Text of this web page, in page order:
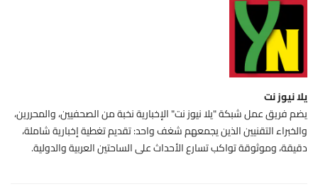
يلا نيوز نت
يضم فريق عمل شبكة "يلا نيوز نت" الإخبارية نخبة من الصحفيين، والمحررين،
والخبراء التقنيين الذين يجمعهم شغف واحد: تقديم تغطية إخبارية شاملة،
دقيقة، وموثوقة تواكب تسارع الأحداث على الساحتين العربية والدولية.